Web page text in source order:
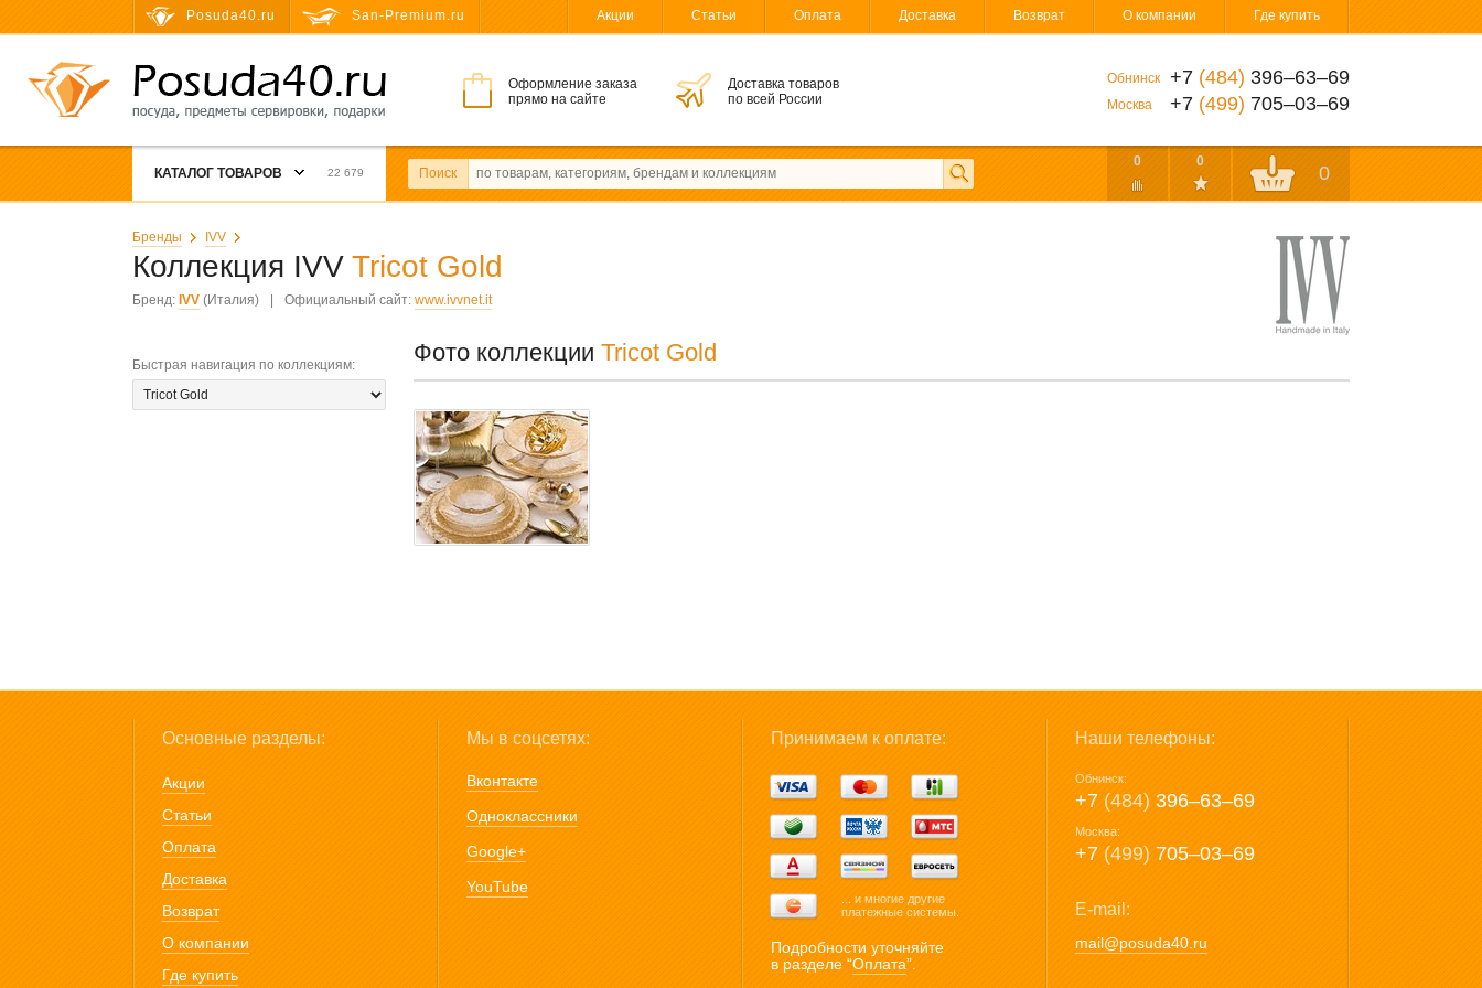
Posuda40.ru San-Premium.ru Акции Статьи Оплата Доставка Возврат О компании Где купить
Оформление заказа
прямо на сайте
Доставка товаров
по всей России
Обнинск +7 (484) 396‒63‒69
Москва +7 (499) 705‒03‒69
КАТАЛОГ ТОВАРОВ 22 679 Поиск
0 0
0
Бренды IVV
Коллекция IVV Tricot Gold
Бренд: IVV (Италия) Официальный сайт: www.ivvnet.it
Быстрая навигация по коллекциям: Фото коллекции Tricot Gold
Основные разделы:
Акции
Статьи
Оплата
Доставка
Возврат
О компании
Где купить
Мы в соцсетях:
Вконтакте
Одноклассники
Google+
YouTube
Принимаем к оплате:
... и многие другие
платежные системы.
Подробности уточняйте
в разделе “Оплата”.
Наши телефоны:
Обнинск:
+7 (484) 396‒63‒69
Москва:
+7 (499) 705‒03‒69
E-mail:
mail@posuda40.ru